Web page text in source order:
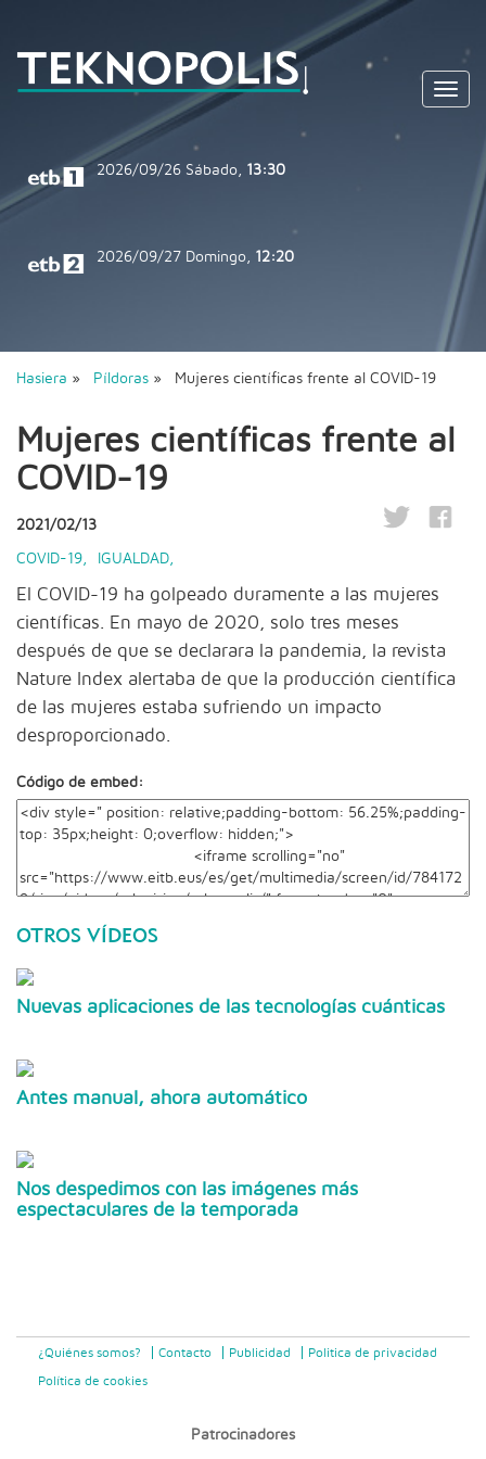
2026/09/26 Sábado, 13:30
2026/09/27 Domingo, 12:20
Hasiera » Píldoras » Mujeres científicas frente al COVID-19
Mujeres científicas frente al
COVID-19
2021/02/13
COVID-19 IGUALDAD
El COVID-19 ha golpeado duramente a las mujeres
científicas. En mayo de 2020, solo tres meses
después de que se declarara la pandemia, la revista
Nature Index alertaba de que la producción científica
de las mujeres estaba sufriendo un impacto
desproporcionado.
Código de embed:
OTROS VÍDEOS
Nuevas aplicaciones de las tecnologías cuánticas
Antes manual, ahora automático
Nos despedimos con las imágenes más
espectaculares de la temporada
¿Quiénes somos? Contacto Publicidad Politica de privacidad
Política de cookies
Patrocinadores